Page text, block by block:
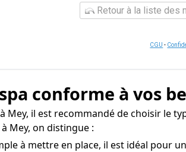
Retour à la liste des
CGU -
conforme à vos
Mey, il est recommandé de choisir le
Mey, on distingue :
à mettre en place, il est idéal pour